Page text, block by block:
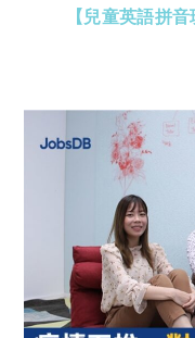
【兒童英語拼